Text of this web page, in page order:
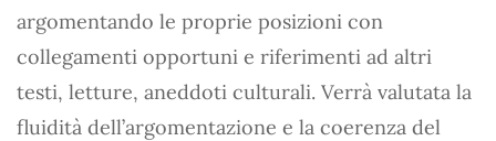
argomentando le proprie posizioni con
collegamenti opportuni e riferimenti ad altri
testi, letture, aneddoti culturali. Verrà valutata la
fluidità dell’argomentazione e la coerenza del